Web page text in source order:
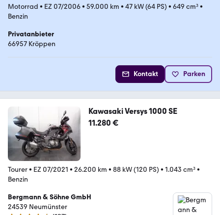
Motorrad • EZ 07/2006• 59.000 km • 47 kW (64 PS) • 649 cm³•
Benzin
Privatanbieter
66957 Kröppen
Kontakt Parken
Kawasaki Versys 1000 SE
11.280 €
Tourer• EZ 07/2021 • 26.200 km • 88 kW (120 PS) • 1.043 cm³•
Benzin
Bergmann & Söhne GmbH
24539 Neumünster